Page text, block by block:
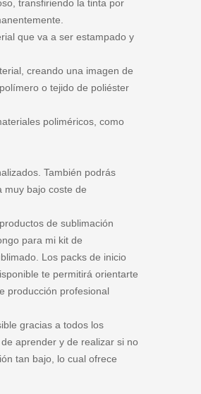
transfiriendo la tinta por
que va a ser estampado y
creando una imagen de
o tejido de poliéster
poliméricos, como
También podrás
muy bajo coste de
de sublimación
para mi kit de
Los packs de inicio
te permitirá orientarte
producción profesional
gracias a todos los
aprender y de realizar si no
tan bajo, lo cual ofrece